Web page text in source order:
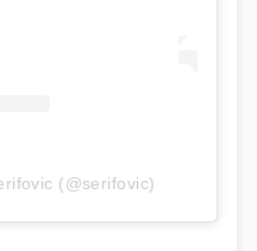
(@serifovic)